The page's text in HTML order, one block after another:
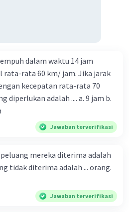
dalam waktu 14 jam
rata-rata 60 km/ jam. Jika jarak
kecepatan rata-rata 70
adalah .... a. 9 jam b.
Jawaban terverifikasi
mereka diterima adalah
tidak diterima adalah ... orang.
Jawaban terverifikasi